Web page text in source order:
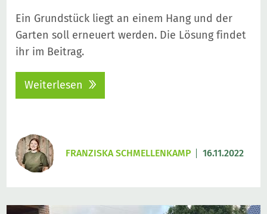
Ein Grundstück liegt an einem Hang und der
Garten soll erneuert werden. Die Lösung findet
ihr im Beitrag.
Weiterlesen
FRANZISKA SCHMELLENKAMP 16.11.2022